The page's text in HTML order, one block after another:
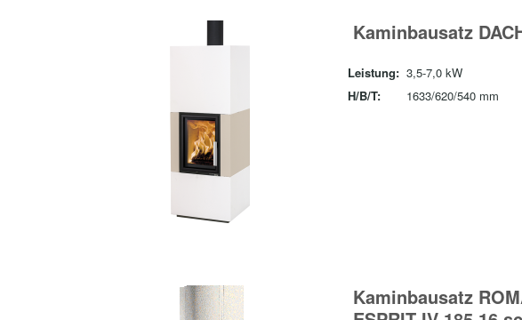
Kaminbausatz
Leistung: 3,5-7,0 kW
H/B/T:
1633/620/540 mm
Kaminbausatz